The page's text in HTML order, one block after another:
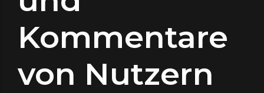
Kommentare
von Nutzern